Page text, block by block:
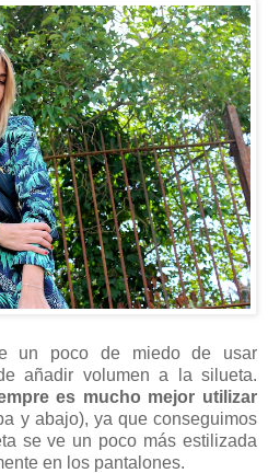
un poco de miedo de usar
añadir volumen a la silueta.
es mucho mejor utilizar
y abajo), ya que conseguimos
se ve un poco más estilizada
en los pantalones.